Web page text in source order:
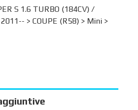
S 1.6 TURBO (184CV) /
2011-- > COUPE (R58) > Mini >